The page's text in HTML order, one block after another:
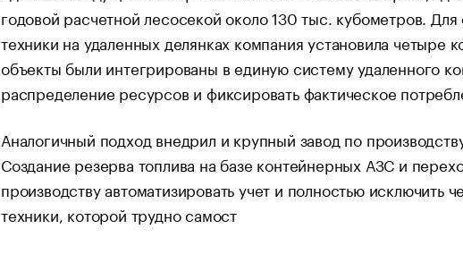
годовой расчетной лесосекой около 130 тыс. кубометров.
техники на удаленных делянках компания установила четыре
объекты были интегрированы в единую систему удаленного
распределение ресурсов и фиксировать фактическое
Аналогичный подход внедрил и крупный завод по
Создание резерва топлива на базе контейнерных АЗС и
производству автоматизировать учет и полностью
техники, которой трудно самост